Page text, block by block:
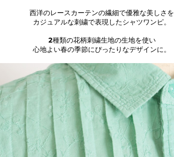
西洋のレースカーテンの繊細で優雅な美しさを
カジュアルな刺繍で表現したシャツワンピ。
2種類の花柄刺繍生地の生地を使い
心地よい春の季節にぴったりなデザインに。